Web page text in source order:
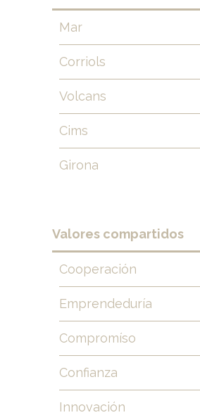
Mar
Corriols
Volcans
Cims
Girona
Valores compartidos
Cooperación
Emprendeduría
Compromíso
Confianza
Innovación